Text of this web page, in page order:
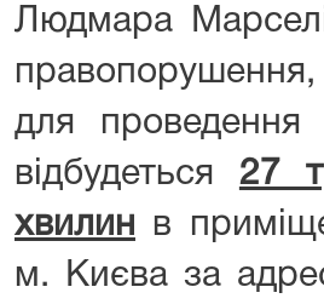
Людмара
для проведення
відбудеться 27
хвилин в
м. Києва за